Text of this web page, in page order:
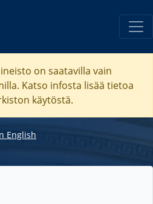
on saatavilla vain
Katso infosta lisää tietoa
käytöstä.
English